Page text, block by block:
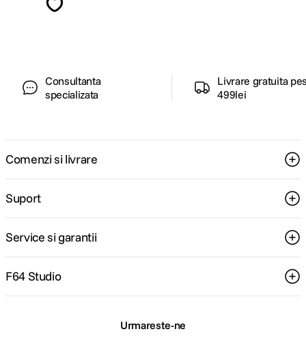
Consultanta
specializata
Livrare gratuita
499lei
Comenzi si livrare
Suport
Service si garantii
F64 Studio
Urmareste-ne